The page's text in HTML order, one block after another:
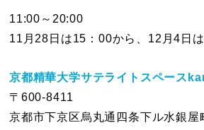
11:00～20:00
11月28日は15：00から、12月4日
京都精華大学サテライトスペース
〒600-8411
京都市下京区烏丸通四条下ル水銀